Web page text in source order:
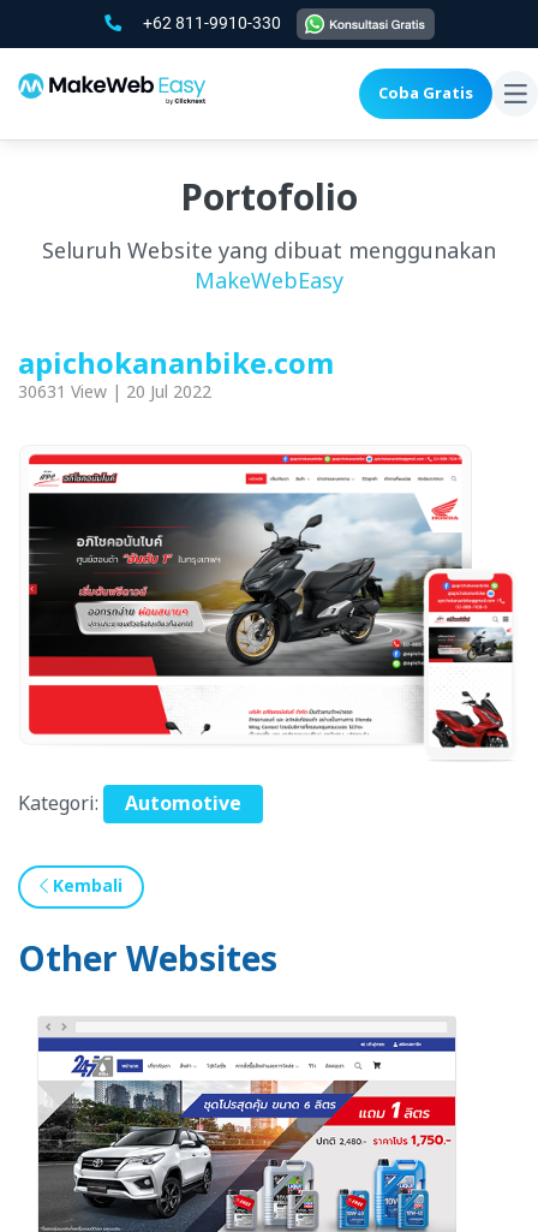
+62 811-9910-330
Coba Gratis
Portofolio
Seluruh Website yang dibuat menggunakan
MakeWebEasy
apichokananbike.com
30631 View | 20 Jul 2022
Kategori: Automotive
Kembali
Other Websites